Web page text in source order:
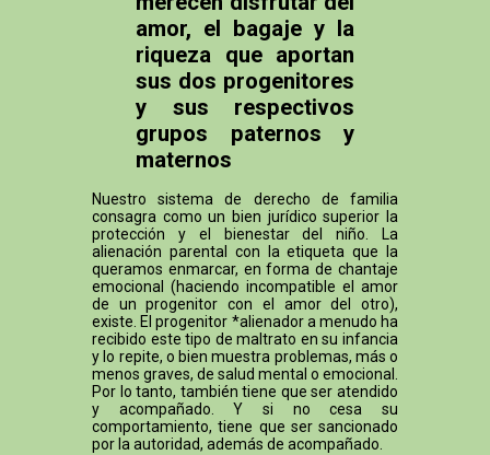
amor, el bagaje y la
riqueza que aportan
sus dos progenitores
y sus respectivos
grupos paternos y
maternos
Nuestro sistema de derecho de familia
consagra como un bien jurídico superior la
protección y el bienestar del niño. La
alienación parental con la etiqueta que la
queramos enmarcar, en forma de chantaje
emocional (haciendo incompatible el amor
de un progenitor con el amor del otro),
existe. El progenitor *alienador a menudo ha
recibido este tipo de maltrato en su infancia
y lo repite, o bien muestra problemas, más o
menos graves, de salud mental o emocional.
Por lo tanto, también tiene que ser atendido
y acompañado. Y si no cesa su
comportamiento, tiene que ser sancionado
por la autoridad, además de acompañado.